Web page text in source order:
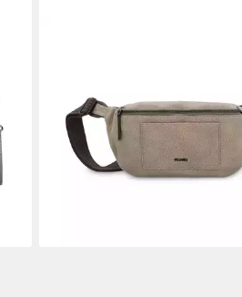
ab 108,66 €
-22%
lieferbar - in 2-3 Werktagen bei dir